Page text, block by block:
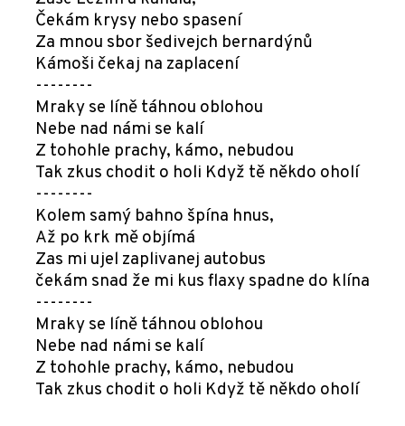
Čekám krysy nebo spasení
Za mnou sbor šedivejch bernardýnů
Kámoši čekaj na zaplacení
--------
Mraky se líně táhnou oblohou
Nebe nad námi se kalí
Z tohohle prachy, kámo, nebudou
Tak zkus chodit o holi Když tě někdo oholí
--------
Kolem samý bahno špína hnus,
Až po krk mě objímá
Zas mi ujel zaplivanej autobus
čekám snad že mi kus flaxy spadne do klína
--------
Mraky se líně táhnou oblohou
Nebe nad námi se kalí
Z tohohle prachy, kámo, nebudou
Tak zkus chodit o holi Když tě někdo oholí